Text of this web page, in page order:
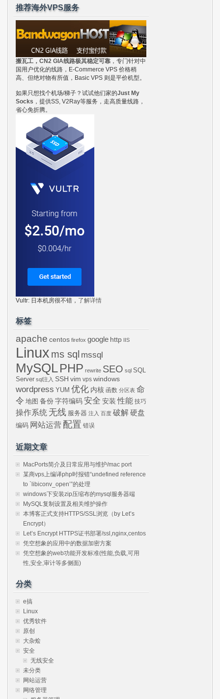
推荐海外VPS服务
搬瓦工，CN2 GIA线路极其稳定可靠 ，专门针对中
国用户优化的线路，E-Commerce VPS 价格稍
高、但绝对物有所值，Basic VPS 则是平价机型。
如果只想找个机场/梯子？试试他们家的Just My
Socks ，提供SS, V2Ray等服务，走高质量线路，
省心免折腾。
Vultr: 日本机房很不错， 了解详情
标签
apache centos firefox google http IIS
Linux ms sql mssql
MySQLPHP rewrite SEO sql SQL
Server sql注入 SSH vim vps windows
wordpress YUM 优化 内核 函数 分区表 命
令 地图 备份 字符编码 安全 安装 性能 技巧
操作系统 无线 服务器 注入 百度 破解硬盘
编码 网站运营 配置 错误
近期文章
MacPorts简介及日常应用与维护/mac port
某商vps上编译php时报错“undefined reference
to `libiconv_open’”的处理
windows下安装zip压缩布的mysql服务器端
MySQL复制设置及相关维护操作
本博客正式支持HTTPS/SSL浏览（by Let’s
Encrypt）
Let’s Encrypt HTTPS证书部署/ssl,nginx,centos
凭空想象的应用中的数据加密方案
凭空想象的web功能开发标准(性能,负载,可用
性,安全,审计等多侧面)
分类
e搞
Linux
优秀软件
原创
大杂烩
安全
无线安全
未分类
网站运营
网络管理